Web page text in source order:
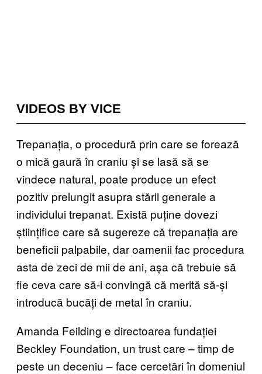
VIDEOS BY VICE
Trepanația, o procedură prin care se forează
o mică gaură în craniu și se lasă să se
vindece natural, poate produce un efect
pozitiv prelungit asupra stării generale a
individului trepanat. Există puține dovezi
științifice care să sugereze că trepanația are
beneficii palpabile, dar oamenii fac procedura
asta de zeci de mii de ani, așa că trebuie să
fie ceva care să-i convingă că merită să-și
introducă bucăți de metal în craniu.
Amanda Feilding e directoarea fundației
Beckley Foundation, un trust care – timp de
peste un deceniu – face cercetări în domeniul